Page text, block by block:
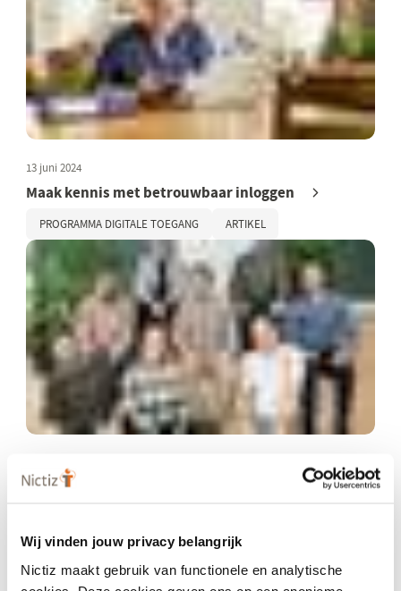
Wij vinden jouw privacy belangrijk
Nictiz maakt gebruik van functionele en analytische
13 juni 2024
Maak kennis met betrouwbaar inloggen
PROGRAMMA DIGITALE TOEGANG ARTIKEL
Nictiz in gesprek met: Igor Schoonbrood